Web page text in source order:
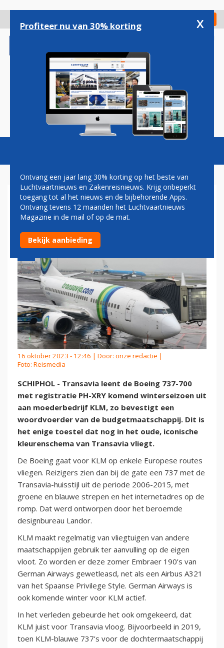
gaan
Check in
Magazine Podcasts Vacatures
RETRO-737 VAN TRANSAVIA
GAAT VOOR KLM VLIEGEN
16 oktober 2023 - 12:46 | Door: onze redactie |
Foto: Reismedia
SCHIPHOL - Transavia leent de Boeing 737-700
met registratie PH-XRY komend winterseizoen uit
aan moederbedrijf KLM, zo bevestigt een
woordvoerder van de budgetmaatschappij. Dit is
het enige toestel dat nog in het oude, iconische
kleurenschema van Transavia vliegt.
De Boeing gaat voor KLM op enkele Europese routes
vliegen. Reizigers zien dan bij de gate een 737 met de
Transavia-huisstijl uit de periode 2006-2015, met
groene en blauwe strepen en het internetadres op de
romp. Dat werd ontworpen door het beroemde
designbureau Landor.
KLM maakt regelmatig van vliegtuigen van andere
maatschappijen gebruik ter aanvulling op de eigen
vloot. Zo worden er deze zomer Embraer 190’s van
German Airways gewetleasd, net als een Airbus A321
van het Spaanse Privilege Style. German Airways is
ook komende winter voor KLM actief.
In het verleden gebeurde het ook omgekeerd, dat
KLM juist voor Transavia vloog. Bijvoorbeeld in 2019,
toen KLM-blauwe 737’s voor de dochtermaatschappij
Profiteer nu van 30% korting x
Ontvang een jaar lang 30% korting op het beste van
Luchtvaartnieuws en Zakenreisnieuws. Krijg onbeperkt
toegang tot al het nieuws en de bijbehorende Apps.
Ontvang tevens 12 maanden het Luchtvaartnieuws
Magazine in de mail of op de mat.
Bekijk aanbieding